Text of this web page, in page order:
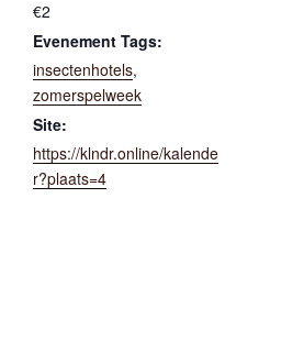
€2
Evenement Tags:
insectenhotels,
zomerspelweek
Site:
https://klndr.online/kalende
r?plaats=4